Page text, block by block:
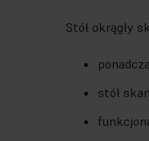
Stół okrągły
stół